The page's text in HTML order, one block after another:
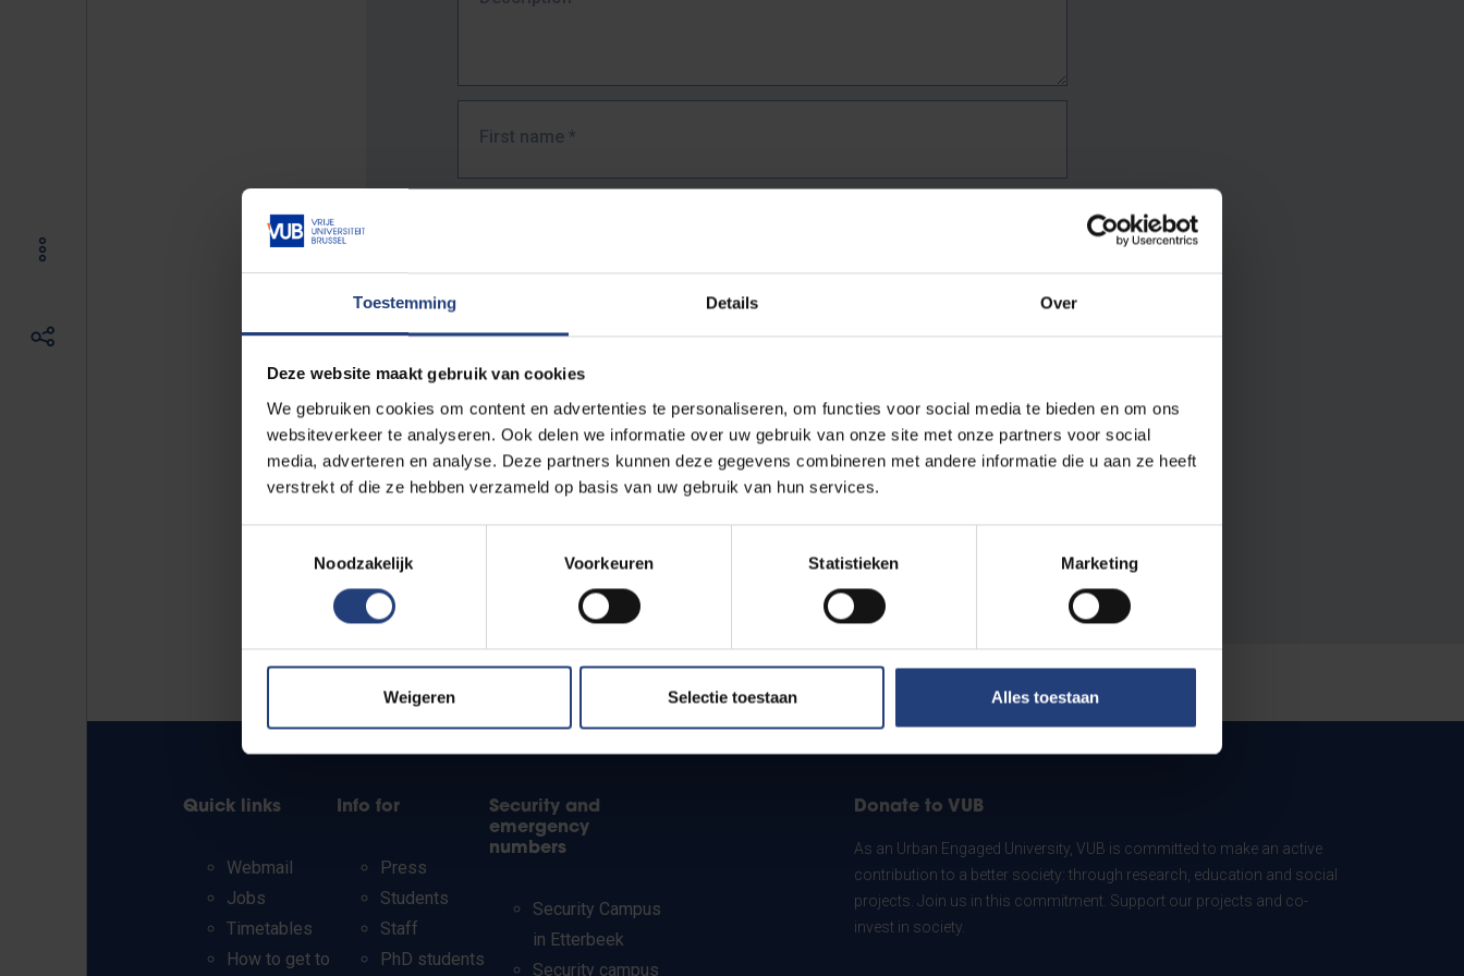
Toestemming Details Over
Deze website maakt gebruik van cookies
We gebruiken cookies om content en advertenties te personaliseren, om functies voor social media te bieden en om ons
websiteverkeer te analyseren. Ook delen we informatie over uw gebruik van onze site met onze partners voor social
media, adverteren en analyse. Deze partners kunnen deze gegevens combineren met andere informatie die u aan ze heeft
verstrekt of die ze hebben verzameld op basis van uw gebruik van hun services.
Noodzakelijk
Voorkeuren Statistieken Marketing
Weigeren Selectie toestaan Alles toestaan
First name *
The full URL of the page where you encountered the error.
E.g. https://www.vub.be/nl/studeren-aan-de-vub/alle-opleidingen
Quick links
Webmail
Jobs
Timetables
How to get to
Info for
Press
Students
Staff
PhD students
Security and
emergency
numbers
Security Campus
in Etterbeek
Security campus
Donate to VUB
As an Urban Engaged University, VUB is committed to make an active
contribution to a better society: through research, education and social
projects. Join us in this commitment. Support our projects and co-
invest in society.